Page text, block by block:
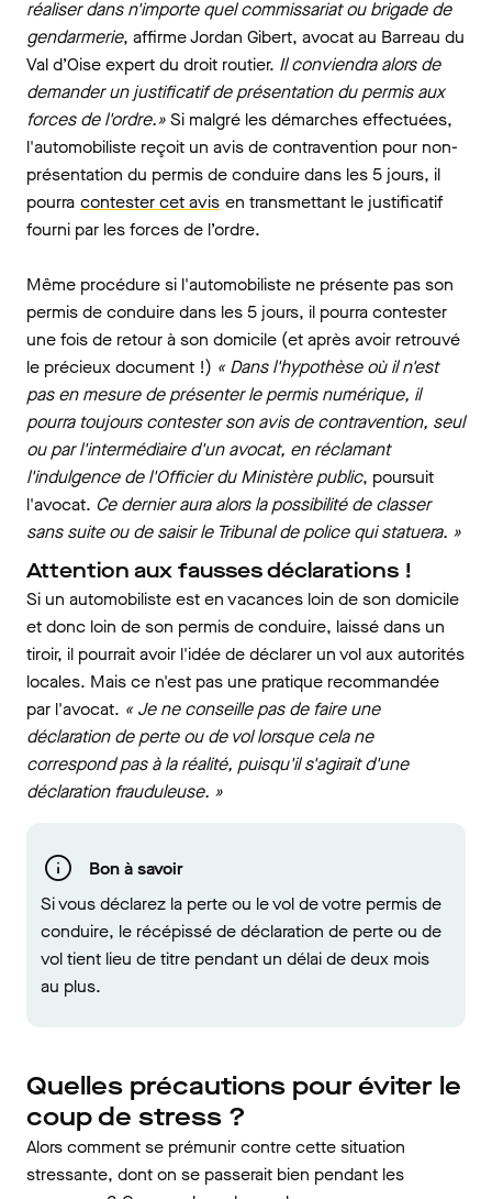
réaliser dans n'importe quel commissariat ou brigade de
gendarmerie, affirme Jordan Gibert, avocat au Barreau du
Val d’Oise expert du droit routier. Il conviendra alors de
demander un justificatif de présentation du permis aux
forces de l'ordre.»Si malgré les démarches effectuées,
l'automobiliste reçoit un avis de contravention pour non-
présentation du permis de conduire dans les 5 jours, il
pourra contester cet avis en transmettant le justificatif
fourni par les forces de l’ordre.
Même procédure si l'automobiliste ne présente pas son
permis de conduire dans les 5 jours, il pourra contester
une fois de retour à son domicile (et après avoir retrouvé
le précieux document !) « Dans l'hypothèse où il n'est
pas en mesure de présenter le permis numérique, il
pourra toujours contester son avis de contravention, seul
ou par l'intermédiaire d'un avocat, en réclamant
l'indulgence de l'Officier du Ministère public, poursuit
l'avocat. Ce dernier aura alors la possibilité de classer
sans suite ou de saisir le Tribunal de police qui statuera. »
Attention aux fausses déclarations !
Si un automobiliste est en vacances loin de son domicile
et donc loin de son permis de conduire, laissé dans un
tiroir, il pourrait avoir l'idée de déclarer un vol aux autorités
locales. Mais ce n'est pas une pratique recommandée
par l'avocat. « Je ne conseille pas de faire une
déclaration de perte ou de vol lorsque cela ne
correspond pas à la réalité, puisqu'il s'agirait d'une
déclaration frauduleuse. »
Bon à savoir
Si vous déclarez la perte ou le vol de votre permis de
conduire, le récépissé de déclaration de perte ou de
vol tient lieu de titre pendant un délai de deux mois
au plus.
Quelles précautions pour éviter le
coup de stress ?
Alors comment se prémunir contre cette situation
stressante, dont on se passerait bien pendant les